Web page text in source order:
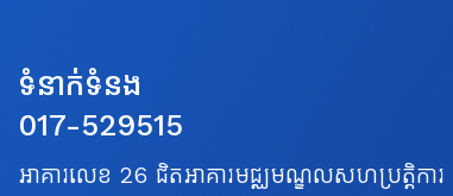
ទំនាក់ទំនង
017-529515
អាគារលេខ 26 ជិតអាគារមជ្ឈមណ្ឌលសហប្រត្តិការ